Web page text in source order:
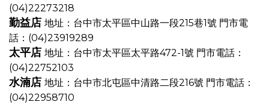
(04)22273218
勤益店 地址：台中市太平區中山路一段215巷1號 門市電
話：(04)23919289
太平店 地址：台中市太平區太平路472-1號 門市電話：
(04)22752103
水湳店 地址：台中市北屯區中清路二段216號 門市電話：
(04)22958710